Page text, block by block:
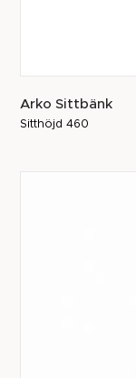
ljudnivån. Även
Arko Sittbänk
Sitthöjd 460